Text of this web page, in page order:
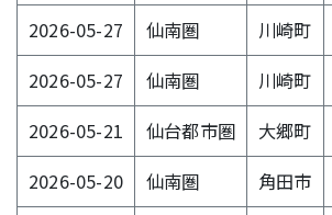
2026-05-27
仙南圏 川崎町
2026-05-27
仙南圏 川崎町
2026-05-21
仙台都市圏 大郷町
2026-05-20
仙南圏 角田市